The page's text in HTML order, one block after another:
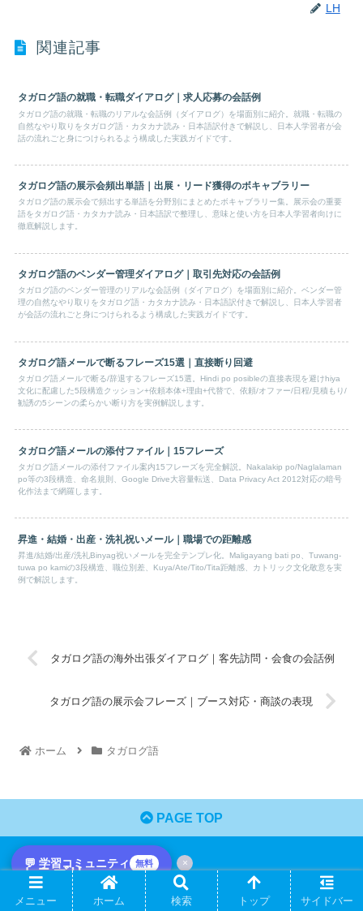
💬 学習コミュニティ 無料 ×
LH
関連記事
タガログ語の就職・転職ダイアログ｜求人応募の会話例
タガログ語の就職・転職のリアルな会話例（ダイアログ）を場面別に紹介。就職・転職の
自然なやり取りをタガログ語・カタカナ読み・日本語訳付きで解説し、日本人学習者が会
話の流れごと身につけられるよう構成した実践ガイドです。
タガログ語の展示会頻出単語｜出展・リード獲得のボキャブラリー
タガログ語の展示会で頻出する単語を分野別にまとめたボキャブラリー集。展示会の重要
語をタガログ語・カタカナ読み・日本語訳で整理し、意味と使い方を日本人学習者向けに
徹底解説します。
タガログ語のベンダー管理ダイアログ｜取引先対応の会話例
タガログ語のベンダー管理のリアルな会話例（ダイアログ）を場面別に紹介。ベンダー管
理の自然なやり取りをタガログ語・カタカナ読み・日本語訳付きで解説し、日本人学習者
が会話の流れごと身につけられるよう構成した実践ガイドです。
タガログ語メールで断るフレーズ15選｜直接断り回避
タガログ語メールで断る/辞退するフレーズ15選。Hindi po posibleの直接表現を避けhiya
文化に配慮した5段構造クッション+依頼本体+理由+代替で、依頼/オファー/日程/見積もり/
勧誘の5シーンの柔らかい断り方を実例解説します。
タガログ語メールの添付ファイル｜15フレーズ
タガログ語メールの添付ファイル案内15フレーズを完全解説。Nakalakip po/Naglalaman
po等の3段構造、命名規則、Google Drive大容量転送、Data Privacy Act 2012対応の暗号
化作法まで網羅します。
昇進・結婚・出産・洗礼祝いメール｜職場での距離感
昇進/結婚/出産/洗礼Binyag祝いメールを完全テンプレ化。Maligayang bati po、Tuwang-
tuwa po kamiの3段構造、職位別差、Kuya/Ate/Tito/Tita距離感、カトリック文化敬意を実
例で解説します。
タガログ語の海外出張ダイアログ｜客先訪問・会食の会話例
タガログ語の展示会フレーズ｜ブース対応・商談の表現
ホーム タガログ語
PAGE TOP
カテゴリー
メニュー ホーム 検索 トップ サイドバー